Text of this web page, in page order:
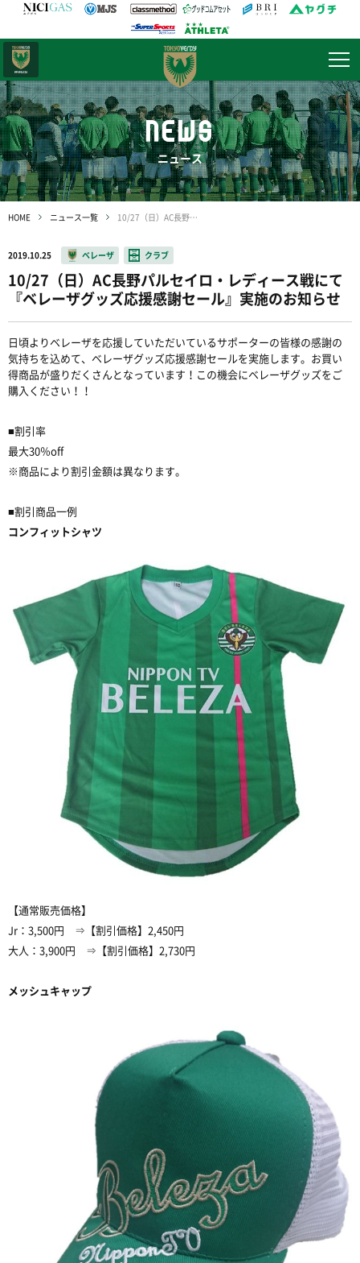
NEWS
ニュース
HOME ニュース一覧 10/27（日）AC長野パルセイロ・レディース戦にて『ベレーザグッズ応援感謝セール』実施のお知らせ
2019.10.25 ベレーザ クラブ
10/27（日）AC長野パルセイロ・レディース戦にて
『ベレーザグッズ応援感謝セール』実施のお知らせ
日頃よりベレーザを応援していただいているサポーターの皆様の感謝の
気持ちを込めて、ベレーザグッズ応援感謝セールを実施します。お買い
得商品が盛りだくさんとなっています！この機会にベレーザグッズをご
購入ください！！
■割引率
最大30％off
※商品により割引金額は異なります。
■割引商品一例
コンフィットシャツ
【通常販売価格】
Jr：3,500円 ⇒【割引価格】2,450円
大人：3,900円 ⇒【割引価格】2,730円
メッシュキャップ